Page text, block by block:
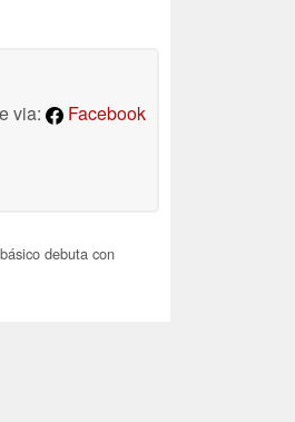
via:
Facebook
debuta con